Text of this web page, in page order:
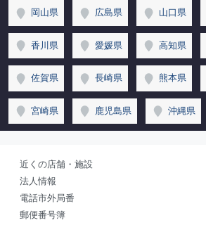
岡山県 広島県 山口県
香川県 愛媛県 高知県
佐賀県 長崎県 熊本県
宮崎県 鹿児島県 沖縄県
近くの店舗・施設
法人情報
電話市外局番
郵便番号簿